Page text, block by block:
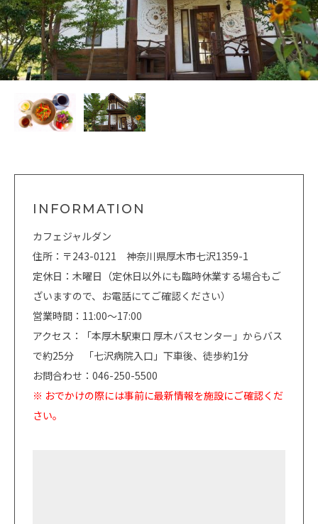
INFORMATION
カフェジャルダン
住所：〒243-0121 神奈川県厚木市七沢1359-1
定休日：木曜日（定休日以外にも臨時休業する場合もご
ざいますので、お電話にてご確認ください）
営業時間：11:00～17:00
アクセス：「本厚木駅東口 厚木バスセンター」からバス
で約25分 「七沢病院入口」下車後、徒歩約1分
お問合わせ：046-250-5500
※ おでかけの際には事前に最新情報を施設にご確認くだ
さい。